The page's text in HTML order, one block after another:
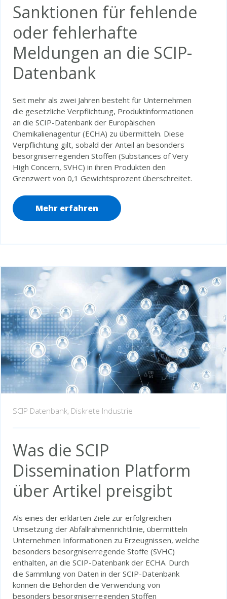
Sanktionen für fehlende
oder fehlerhafte
Meldungen an die SCIP-
Datenbank
Seit mehr als zwei Jahren besteht für Unternehmen
die gesetzliche Verpflichtung, Produktinformationen
an die SCIP-Datenbank der Europäischen
Chemikalienagentur (ECHA) zu übermitteln. Diese
Verpflichtung gilt, sobald der Anteil an besonders
besorgniserregenden Stoffen (Substances of Very
High Concern, SVHC) in ihren Produkten den
Grenzwert von 0,1 Gewichtsprozent überschreitet.
Mehr erfahren
SCIP Datenbank, Diskrete Industrie
Was die SCIP
Dissemination Platform
über Artikel preisgibt
Als eines der erklärten Ziele zur erfolgreichen
Umsetzung der Abfallrahmenrichtlinie, übermitteln
Unternehmen Informationen zu Erzeugnissen, welche
besonders besorgniserregende Stoffe (SVHC)
enthalten, an die SCIP-Datenbank der ECHA. Durch
die Sammlung von Daten in der SCIP-Datenbank
können die Behörden die Verwendung von
besonders besorgniserregenden Stoffen